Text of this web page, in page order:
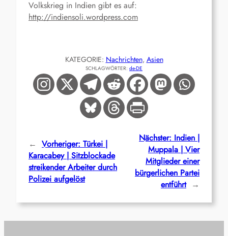
Volkskrieg in Indien gibt es auf:
http://indiensoli.wordpress.com
KATEGORIE: Nachrichten, Asien
SCHLAGWÖRTER: de-DE
← Vorheriger: Türkei |
Karacabey | Sitzblockade
streikender Arbeiter durch
Polizei aufgelöst
Nächster: Indien |
Muppala | Vier
Mitglieder einer
bürgerlichen Partei
entführt →